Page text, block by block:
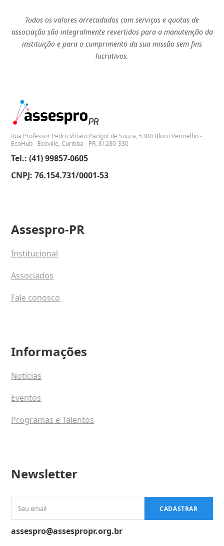
Todos os valores arrecadados com serviços e quotas de
associação são integralmente revertidos para a manutenção da
instituição e para o cumprimento da sua missão sem fins
lucrativos.
Rua Professor Pedro Viriato Parigot de Souza, 5300 Bloco Vermelho -
EcoHub - Ecoville, Curitiba - PR, 81280-330
Tel.: (41) 99857-0605
CNPJ: 76.154.731/0001-53
Assespro-PR
Institucional
Associados
Fale conosco
Informações
Notícias
Eventos
Programas e Talentos
Newsletter
email
CADASTRAR
assespro@assespropr.org.br